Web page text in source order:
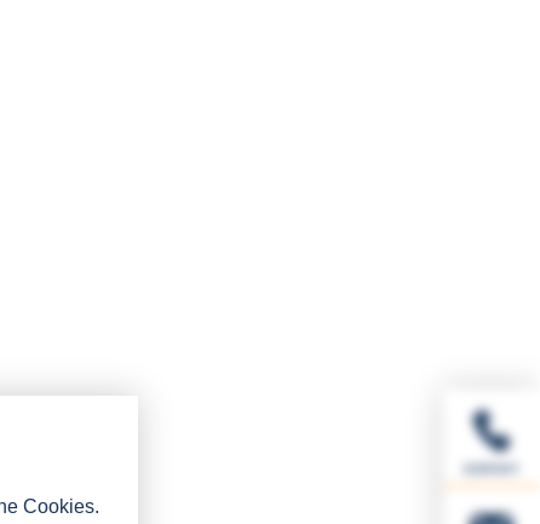
Cookies.